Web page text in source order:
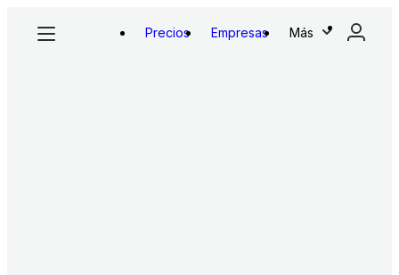
Precios Empresas Más